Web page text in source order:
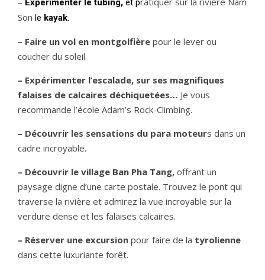
Expérimenter le tubing, et p
Son le kayak.
– Faire un vol en montgolfière pour le lever ou
coucher du soleil.
– Expérimenter l’escalade, sur ses magnifiques
falaises de calcaires déchiquetées… Je vous
recommande l’école Adam’s Rock-Climbing.
– Découvrir les sensations du para moteurs dans un
cadre incroyable.
– Découvrir le village Ban Pha Tang, offrant un
paysage digne d’une carte postale. Trouvez le pont qui
traverse la rivière et admirez la vue incroyable sur la
verdure dense et les falaises calcaires.
– Réserver une excursion pour faire de la tyrolienne
dans cette luxuriante forêt.